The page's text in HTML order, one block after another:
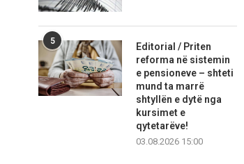
5
Editorial / Priten
reforma në sistemin
e pensioneve – shteti
mund ta marrë
shtyllën e dytë nga
kursimet e
qytetarëve!
03.08.2026 15:00